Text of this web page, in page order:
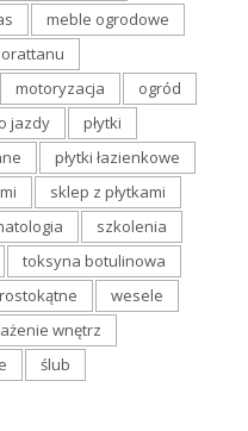
meble ogrodowe
motoryzacja
ogród
jazdy
płytki
płytki łazienkowe
sklep z płytkami
szkolenia
toksyna botulinowa
wesele
wnętrz
ślub